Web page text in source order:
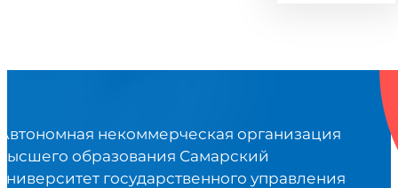
некоммерческая организация
образования Самарский
государственного управления